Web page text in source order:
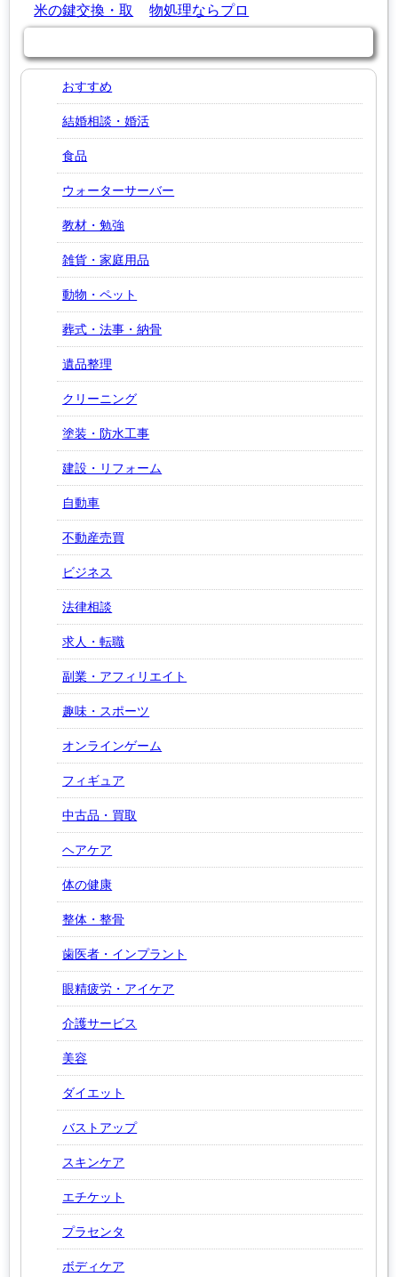
米の鍵交換・取
付け1時間以内
物処理ならプロ
グレスにお任
おすすめ
結婚相談・婚活
食品
ウォーターサーバー
教材・勉強
雑貨・家庭用品
動物・ペット
葬式・法事・納骨
遺品整理
クリーニング
塗装・防水工事
建設・リフォーム
自動車
不動産売買
ビジネス
法律相談
求人・転職
副業・アフィリエイト
趣味・スポーツ
オンラインゲーム
フィギュア
中古品・買取
ヘアケア
体の健康
整体・整骨
歯医者・インプラント
眼精疲労・アイケア
介護サービス
美容
ダイエット
バストアップ
スキンケア
エチケット
プラセンタ
ボディケア